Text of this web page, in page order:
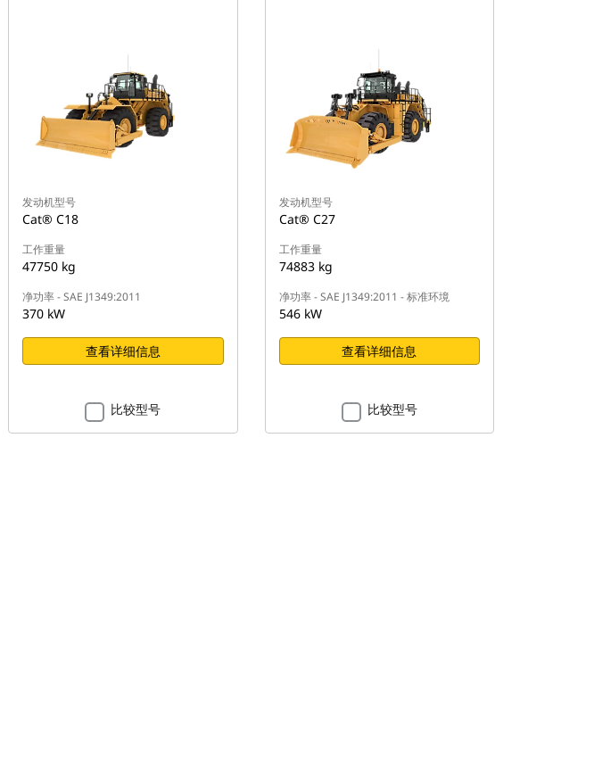
发动机型号
Cat® C18
工作重量
47750 kg
净功率 - SAE J1349:2011
370 kW
查看详细信息
比较型号
发动机型号
Cat® C27
工作重量
74883 kg
净功率 - SAE J1349:2011 - 标准环境
546 kW
查看详细信息
比较型号